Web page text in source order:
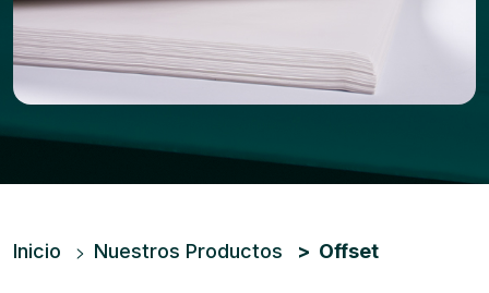
Ruta de navegación
Inicio Nuestros Productos Offset